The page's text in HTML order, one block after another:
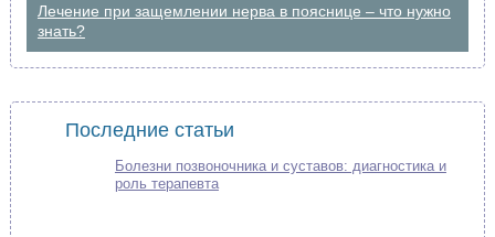
Лечение при защемлении нерва в пояснице – что нужно
знать?
Последние статьи
Болезни позвоночника и суставов: диагностика и
роль терапевта